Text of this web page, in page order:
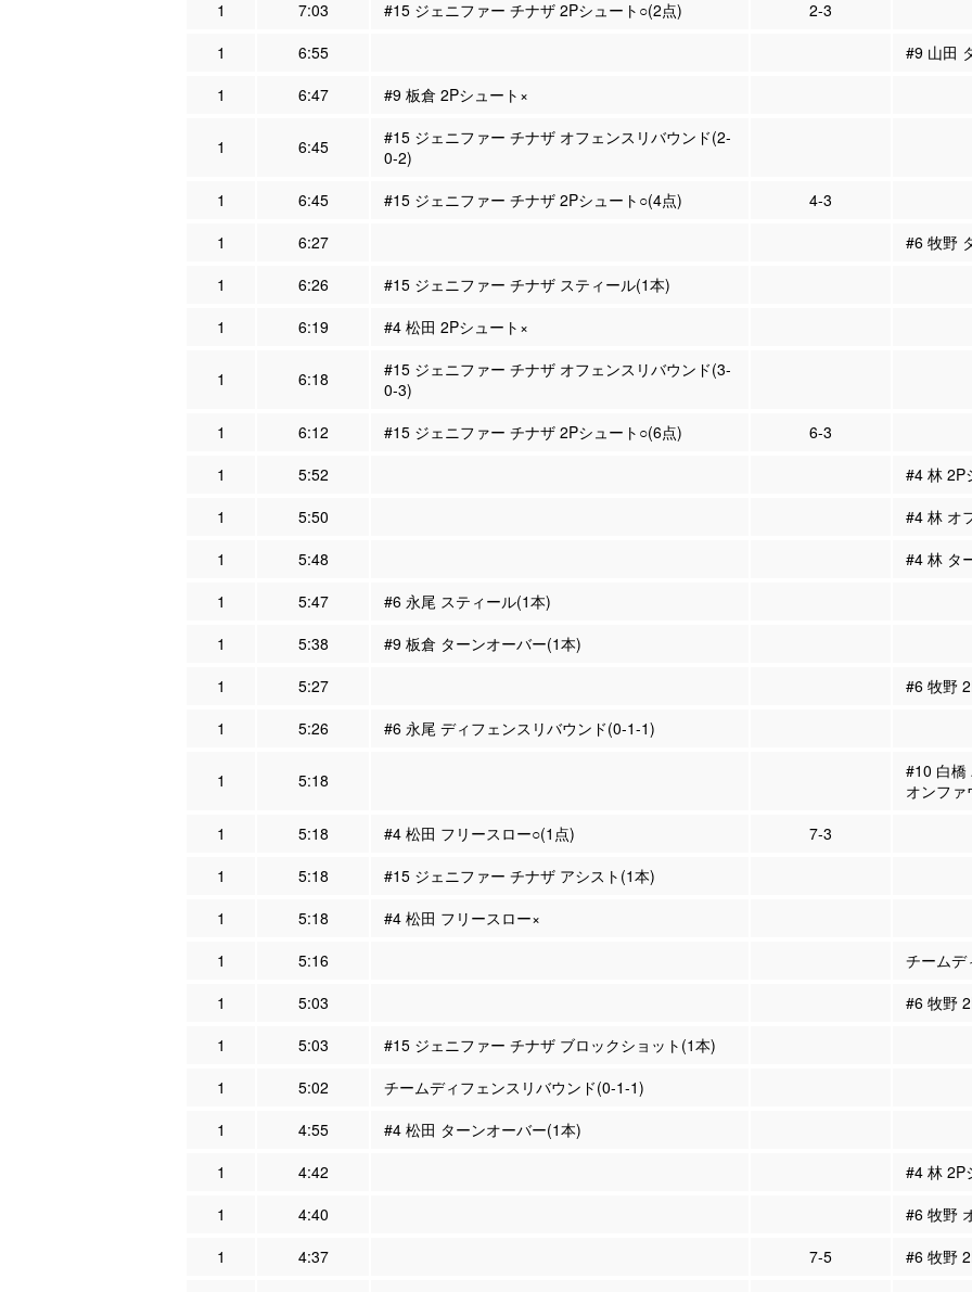
1
7:03 #15 ジェニファー チナザ 2Pシュート○(2点)
2-3
1
6:55
#9 山田
1
6:47 #9 板倉 2Pシュート×
1 6:45
#15 ジェニファー チナザ オフェンスリバウンド(2-
0-2)
1
6:45 #15 ジェニファー チナザ 2Pシュート○(4点)
4-3
1
6:27
#6 牧野
1
6:26
#15 ジェニファー チナザ スティール(1本)
1
6:19 #4 松田 2Pシュート×
1 6:18
#15 ジェニファー チナザ オフェンスリバウンド(3-
0-3)
1
6:12 #15 ジェニファー チナザ 2Pシュート○(6点)
6-3
1
5:52
#4 林 2P
1
5:50
#4 林 オ
1
5:48
#4 林 タ
1
5:47
#6 永尾 スティール(1本)
1
5:38
#9 板倉 ターンオーバー(1本)
1
5:27
#6 牧野
1
5:26 #6 永尾 ディフェンスリバウンド(0-1-1)
1 5:18
#10 白橋
オンフ
1
5:18 #4 松田 フリースロー○(1点)
7-3
1
5:18
#15 ジェニファー チナザ アシスト(1本)
1
5:18
#4 松田 フリースロー×
1
5:16
チームデ
1
5:03
#6 牧野
1
5:03
#15 ジェニファー チナザ ブロックショット(1本)
1
5:02
チームディフェンスリバウンド(0-1-1)
1
4:55
#4 松田 ターンオーバー(1本)
1
4:42
#4 林 2P
1
4:40
#6 牧野
1
4:37 7-5
#6 牧野